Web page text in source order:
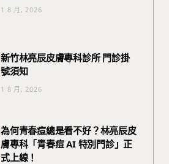
1 8 月, 2026
新竹林亮辰皮膚專科診所 門診掛
號須知
1 8 月, 2026
為何青春痘總是看不好？林亮辰皮
膚專科「青春痘 AI 特別門診」正
式上線！